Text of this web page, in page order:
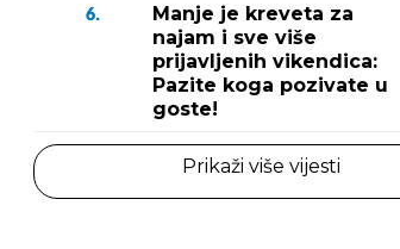
6.
Manje je kreveta za
najam i sve više
prijavljenih vikendica:
Pazite koga pozivate u
goste!
Prikaži više vijesti